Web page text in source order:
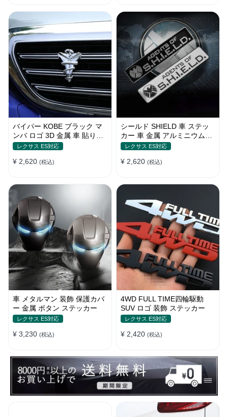
バイパー KOBE ブラック マ
ンバ ロゴ 3D 金属 車 貼り付
け 装飾 ステッカー
レクサス ES対応
¥ 2,620 (税込)
シールド SHIELD 車 ステッ
カー 車 金属 アルミニウム合
金 スクラッチオクルージョン
レクサス ES対応
¥ 2,620 (税込)
車 メタルマン 装飾 保護カバ
ー 金属 ボタン ステッカー
レクサス ES対応
¥ 3,230 (税込)
4WD FULL TIME四輪駆動
SUV ロゴ 装飾 ステッカー
レクサス ES対応
¥ 2,420 (税込)